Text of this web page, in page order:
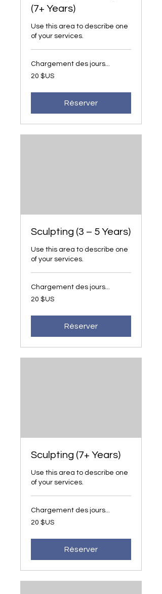
(7+ Years)
Use this area to describe one
of your services.
Chargement des jours...
20
dollars
20 $US
Réserver
Sculpting (3 – 5 Years)
Use this area to describe one
of your services.
Chargement des jours...
20
dollars
20 $US
Réserver
Sculpting (7+ Years)
Use this area to describe one
of your services.
Chargement des jours...
20
dollars
20 $US
Réserver